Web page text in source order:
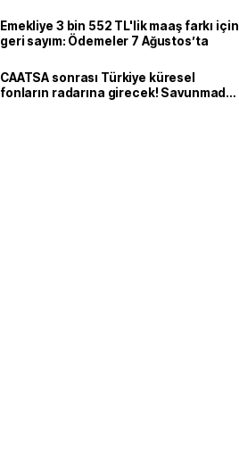
Emekliye 3 bin 552 TL'lik maaş farkı için
geri sayım: Ödemeler 7 Ağustos’ta
CAATSA sonrası Türkiye küresel
fonların radarına girecek! Savunmadan